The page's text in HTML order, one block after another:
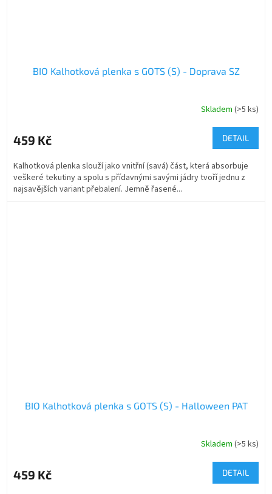
BIO Kalhotková plenka s GOTS (S) - Doprava SZ
Skladem (>5 ks)
459 Kč DETAIL
Kalhotková plenka slouží jako vnitřní (savá) část, která absorbuje
veškeré tekutiny a spolu s přídavnými savými jádry tvoří jednu z
najsavějších variant přebalení. Jemně řasené...
BIO Kalhotková plenka s GOTS (S) - Halloween PAT
Skladem (>5 ks)
459 Kč DETAIL